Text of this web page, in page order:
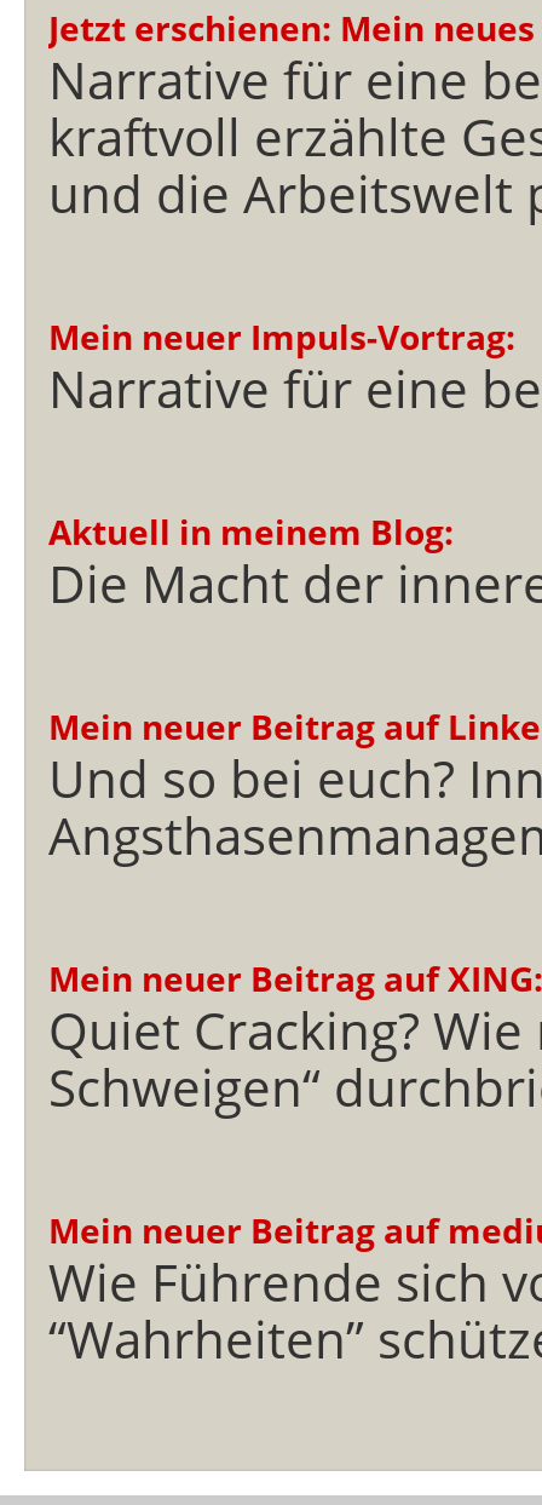
Jetzt erschienen: Mein
Narrative für eine
kraftvoll erzählte
und die Arbeitswelt
Mein neuer Impuls-Vortrag:
Narrative für eine
Aktuell in meinem Blog:
Die Macht der
Mein neuer Beitrag auf
Und so bei euch?
Mein neuer Beitrag auf XING:
Quiet Cracking?
Schweigen“
Mein neuer Beitrag auf
Wie Führende sich
“Wahrheiten”